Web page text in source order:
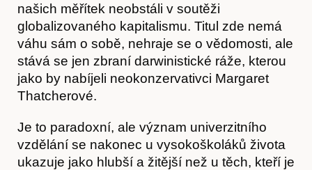
Kontakt
našich měřítek neobstáli v soutěži
globalizovaného kapitalismu. Titul zde nemá
váhu sám o sobě, nehraje se o vědomosti, ale
stává se jen zbraní darwinistické ráže, kterou
jako by nabíjeli neokonzervativci Margaret
Thatcherové.
Je to paradoxní, ale význam univerzitního
vzdělání se nakonec u vysokoškoláků života
ukazuje jako hlubší a žitější než u těch, kteří je